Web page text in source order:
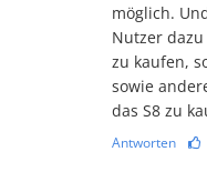
möglich.
Nutzer
zu kaufen,
sowie
das S8 zu
Antworten